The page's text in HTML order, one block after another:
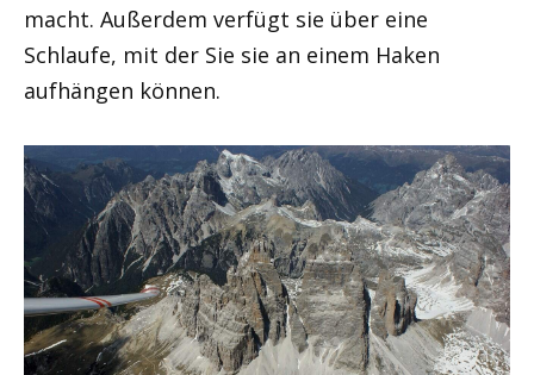
macht. Außerdem verfügt sie über eine
Schlaufe, mit der Sie sie an einem Haken
aufhängen können.